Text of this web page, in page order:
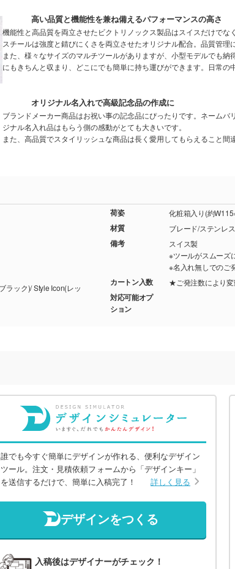
高い品質と機能性を兼ね備えるパフォーマンスの高さ
機能性と高品質を両立させたビクトリノックス製品はスイスだけで
スチールは強度と錆びにくさを両立させたオリジナル配合。品質管理
また、様々なサイズのマルチツールがありますが、小型モデルでも
にもきちんと収まり、どこにでも簡単に持ち運びができます。日常の
オリジナル名入れで高級記念品の作成に
ブランドメーカー商品はお祝い事の記念品にぴったりです。ネーム
ジナル名入れ品はもらう側の感動がとても大きいです。
また、高品質でスタイリッシュな商品は長く愛用してもらえること間
荷姿 化粧箱入り(約
材質 ブレード/ステンレ
備考
スイス製
※ツールがスムーズ
※名入れ無しでのご
カートン入数 ★ご発注数により
対応可能オプ
ション
誰でも今すぐ簡単にデザインが作れる、便利なデザイン
ツール。注文・見積依頼フォームから「デザインキー」
を送信するだけで、簡単に入稿完了！
詳しく見る
デザインをつくる
入稿後はデザイナーがチェック！